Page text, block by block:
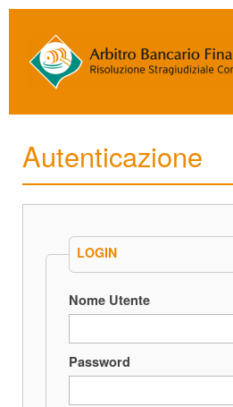
Autenticazione
LOGIN
Nome Utente
Password